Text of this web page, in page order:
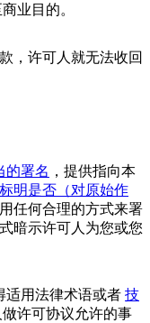
业目的。
，许可人就无法收回
的署名 ，提供指向本
标明是否（对原始作
任何合理的方式来署
暗示许可人为您或您
用法律术语或者 技
许可协议允许的事